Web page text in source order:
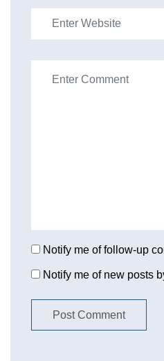
Notify me of follow-up
Notify me of new posts